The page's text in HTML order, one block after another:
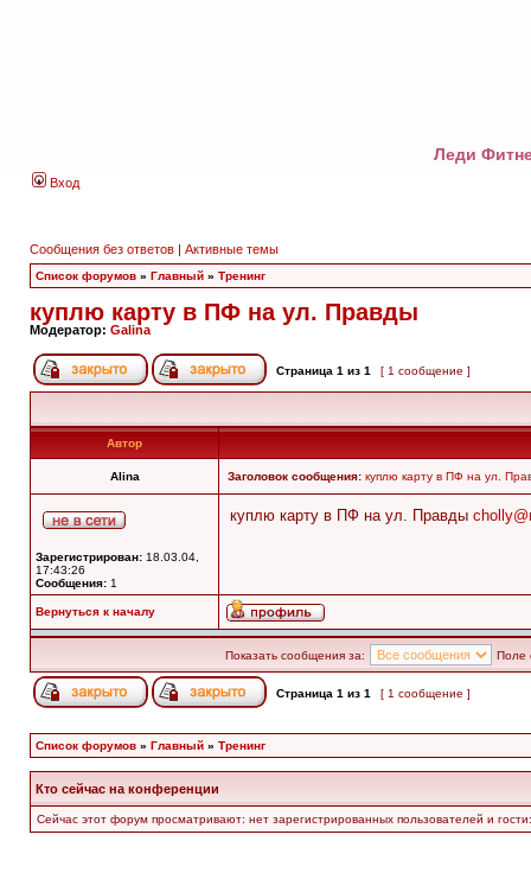
Леди
Вход
Сообщения без ответов | Активные темы
Список форумов » Главный » Тренинг
куплю карту в ПФ на ул. Правды
Модератор: Galina
Страница 1 из 1 [ 1 сообщение ]
Автор
Alina Заголовок сообщения: куплю карту в ПФ на ул.
Зарегистрирован: 18.03.04,
17:43:26
Сообщения: 1
куплю карту в ПФ на ул. Правды
Вернуться к началу
Показать сообщения за: Поле
Страница 1 из 1 [ 1 сообщение ]
Список форумов » Главный » Тренинг
Кто сейчас на конференции
Сейчас этот форум просматривают: нет зарегистрированных пользователей и